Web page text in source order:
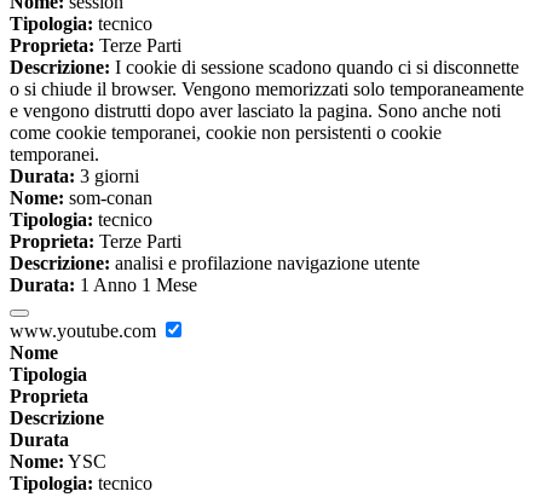
Tipologia: tecnico
Proprieta: Terze Parti
Descrizione: I cookie di sessione scadono quando ci si disconnette
o si chiude il browser. Vengono memorizzati solo temporaneamente
e vengono distrutti dopo aver lasciato la pagina. Sono anche noti
come cookie temporanei, cookie non persistenti o cookie
temporanei.
Durata: 3 giorni
Nome: som-conan
Tipologia: tecnico
Proprieta: Terze Parti
Descrizione: analisi e profilazione navigazione utente
Durata: 1 Anno 1 Mese
www.youtube.com
Nome
Tipologia
Proprieta
Descrizione
Durata
Nome: YSC
Tipologia: tecnico